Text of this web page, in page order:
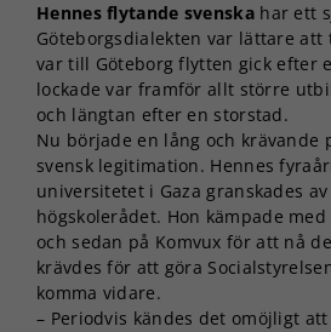
Hennes flytande svenskahar ett
Göteborgsdialekten var lättare
var till Göteborg flytten gick efter
lockade var framför allt större
och längtan efter en storstad.
Nu började en lång och krävande
svensk legitimation. Hennes
universitetet i Gaza granskades
högskolerådet. Hon kämpade
och sedan på Komvux för att nå
krävdes för att göra
komma vidare.
– Periodvis kändes det omöjligt